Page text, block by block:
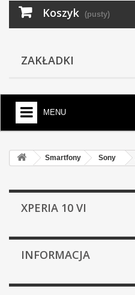
Koszyk (pusty)
ZAKŁADKI
MENU
Smartfony Sony
XPERIA 10 VI
INFORMACJA